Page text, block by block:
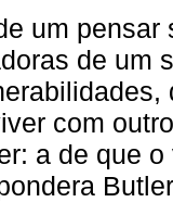
um
de um
com
a de que